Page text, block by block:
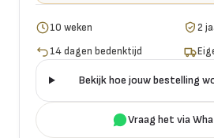
10 weken
2
14 dagen bedenktijd
Bekijk hoe jouw bestelling
Vraag het via